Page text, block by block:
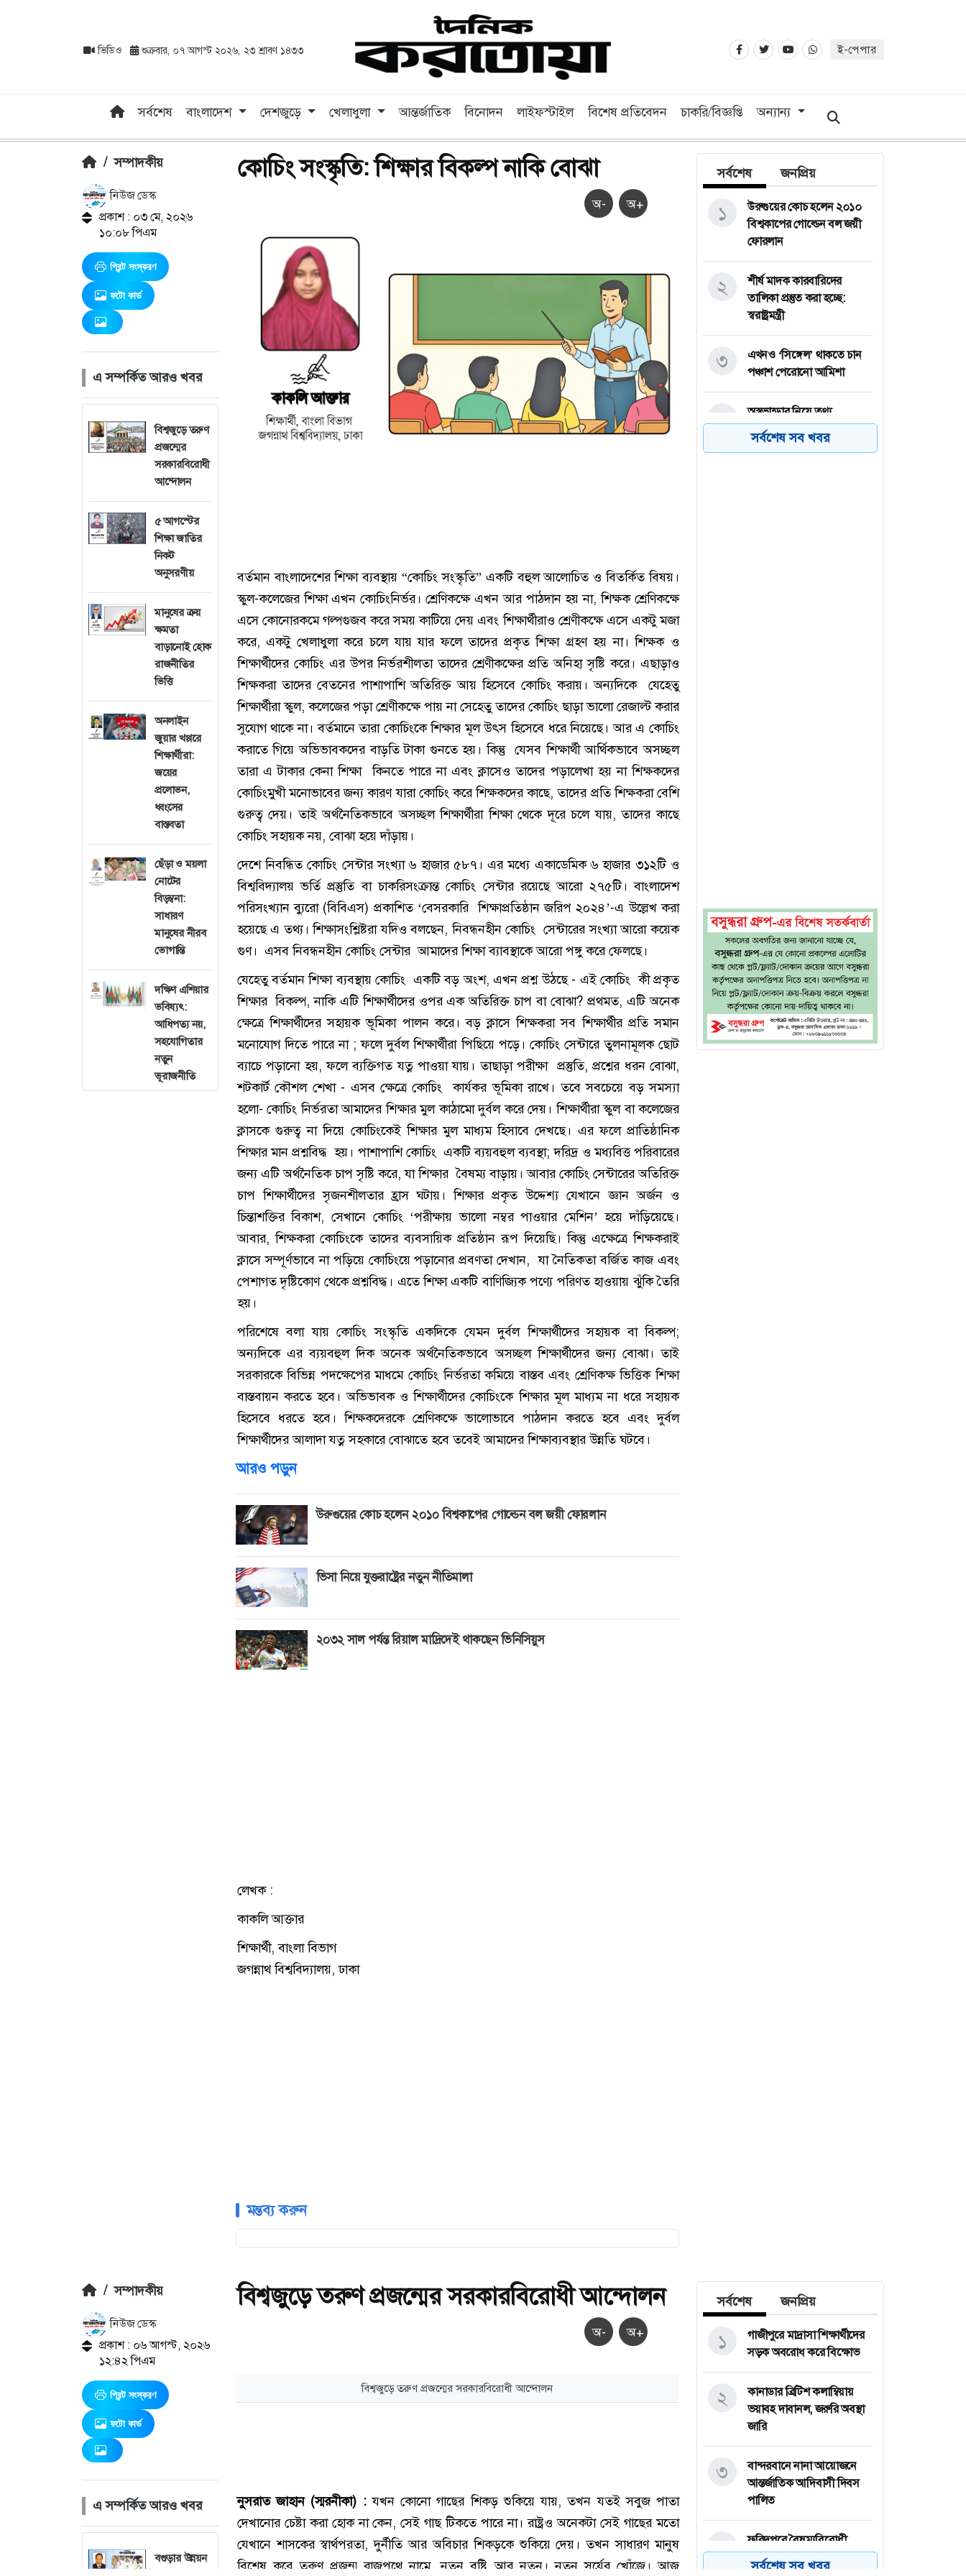
ভিডিও শুক্রবার, ০৭ আগস্ট ২০২৬, ২৩ শ্রাবণ ১৪৩৩ ই-পেপার
সর্বশেষ বাংলাদেশ দেশজুড়ে খেলাধুলা আন্তর্জাতিক বিনোদন লাইফস্টাইল বিশেষ প্রতিবেদন চাকরি/বিজ্ঞপ্তি অন্যান্য
/ সম্পাদকীয়
নিউজ ডেস্ক
প্রকাশ : ০৩ মে, ২০২৬
১০:০৮ পিএম
প্রিন্ট সংস্করণ
ফটো কার্ড
এ সম্পর্কিত আরও খবর
বিশ্বজুড়ে তরুণ
প্রজন্মের
সরকারবিরোধী
আন্দোলন
৫ আগস্টের
শিক্ষা জাতির
নিকট
অনুসরণীয়
মানুষের ক্রয়
ক্ষমতা
বাড়ানোই হোক
রাজনীতির
ভিত্তি
অনলাইন
জুয়ার খপ্পরে
শিক্ষার্থীরা:
জয়ের
প্রলোভন,
ধ্বংসের
বাস্তবতা
ছেঁড়া ও ময়লা
নোটের
বিড়ম্বনা:
সাধারণ
মানুষের নীরব
ভোগান্তি
দক্ষিণ এশিয়ার
ভবিষ্যৎ:
আধিপত্য নয়,
সহযোগিতার
নতুন
ভূরাজনীতি
কোচিং সংস্কৃতি: শিক্ষার বিকল্প নাকি বোঝা
অ- অ+
বর্তমান বাংলাদেশের শিক্ষা ব্যবস্থায় “কোচিং সংস্কৃতি” একটি বহুল আলোচিত ও বিতর্কিত বিষয়।
স্কুল-কলেজের শিক্ষা এখন কোচিংনির্ভর। শ্রেণিকক্ষে এখন আর পাঠদান হয় না, শিক্ষক শ্রেণিকক্ষে
এসে কোনোরকমে গল্পগুজব করে সময় কাটিয়ে দেয় এবং শিক্ষার্থীরাও শ্রেণীকক্ষে এসে একটু মজা
করে, একটু খেলাধুলা করে চলে যায় যার ফলে তাদের প্রকৃত শিক্ষা গ্রহণ হয় না। শিক্ষক ও
শিক্ষার্থীদের কোচিং এর উপর নির্ভরশীলতা তাদের শ্রেণীকক্ষের প্রতি অনিহা সৃষ্টি করে। এছাড়াও
শিক্ষকরা তাদের বেতনের পাশাপাশি অতিরিক্ত আয় হিসেবে কোচিং করায়। অন্যদিকে যেহেতু
শিক্ষার্থীরা স্কুল, কলেজের পড়া শ্রেণীকক্ষে পায় না সেহেতু তাদের কোচিং ছাড়া ভালো রেজাল্ট করার
সুযোগ থাকে না। বর্তমানে তারা কোচিংকে শিক্ষার মূল উৎস হিসেবে ধরে নিয়েছে। আর এ কোচিং
করাতে গিয়ে অভিভাবকদের বাড়তি টাকা গুনতে হয়। কিন্তু যেসব শিক্ষার্থী আর্থিকভাবে অসচ্ছল
তারা এ টাকার কেনা শিক্ষা কিনতে পারে না এবং ক্লাসেও তাদের পড়ালেখা হয় না শিক্ষকদের
কোচিংমুখী মনোভাবের জন্য কারণ যারা কোচিং করে শিক্ষকদের কাছে, তাদের প্রতি শিক্ষকরা বেশি
গুরুত্ব দেয়। তাই অর্থনৈতিকভাবে অসচ্ছল শিক্ষার্থীরা শিক্ষা থেকে দূরে চলে যায়, তাদের কাছে
কোচিং সহায়ক নয়, বোঝা হয়ে দাঁড়ায়।
দেশে নিবন্ধিত কোচিং সেন্টার সংখ্যা ৬ হাজার ৫৮৭। এর মধ্যে একাডেমিক ৬ হাজার ৩১২টি ও
বিশ্ববিদ্যালয় ভর্তি প্রস্তুতি বা চাকরিসংক্রান্ত কোচিং সেন্টার রয়েছে আরো ২৭৫টি। বাংলাদেশ
পরিসংখ্যান ব্যুরো (বিবিএস) প্রকাশিত ‘বেসরকারি শিক্ষাপ্রতিষ্ঠান জরিপ ২০২৪’-এ উল্লেখ করা
হয়েছে এ তথ্য। শিক্ষাসংশ্লিষ্টরা যদিও বলছেন, নিবন্ধনহীন কোচিং সেন্টারের সংখ্যা আরো কয়েক
গুণ। এসব নিবন্ধনহীন কোচিং সেন্টার আমাদের শিক্ষা ব্যাবস্থাকে আরো পঙ্গু করে ফেলছে।
যেহেতু বর্তমান শিক্ষা ব্যবস্থায় কোচিং একটি বড় অংশ, এখন প্রশ্ন উঠছে - এই কোচিং কী প্রকৃত
শিক্ষার বিকল্প, নাকি এটি শিক্ষার্থীদের ওপর এক অতিরিক্ত চাপ বা বোঝা? প্রথমত, এটি অনেক
ক্ষেত্রে শিক্ষার্থীদের সহায়ক ভূমিকা পালন করে। বড় ক্লাসে শিক্ষকরা সব শিক্ষার্থীর প্রতি সমান
মনোযোগ দিতে পারে না ; ফলে দুর্বল শিক্ষার্থীরা পিছিয়ে পড়ে। কোচিং সেন্টারে তুলনামূলক ছোট
ব্যাচে পড়ানো হয়, ফলে ব্যক্তিগত যত্ন পাওয়া যায়। তাছাড়া পরীক্ষা প্রস্তুতি, প্রশ্নের ধরন বোঝা,
শটকার্ট কৌশল শেখা - এসব ক্ষেত্রে কোচিং কার্যকর ভূমিকা রাখে। তবে সবচেয়ে বড় সমস্যা
হলো- কোচিং নির্ভরতা আমাদের শিক্ষার মুল কাঠামো দুর্বল করে দেয়। শিক্ষার্থীরা স্কুল বা কলেজের
ক্লাসকে গুরুত্ব না দিয়ে কোচিংকেই শিক্ষার মুল মাধ্যম হিসাবে দেখছে। এর ফলে প্রাতিষ্ঠানিক
শিক্ষার মান প্রশ্নবিদ্ধ হয়। পাশাপাশি কোচিং একটি ব্যয়বহুল ব্যবস্থা; দরিদ্র ও মধ্যবিত্ত পরিবারের
জন্য এটি অর্থনৈতিক চাপ সৃষ্টি করে, যা শিক্ষার বৈষম্য বাড়ায়। আবার কোচিং সেন্টারের অতিরিক্ত
চাপ শিক্ষার্থীদের সৃজনশীলতার হ্রাস ঘটায়। শিক্ষার প্রকৃত উদ্দেশ্য যেখানে জ্ঞান অর্জন ও
চিন্তাশক্তির বিকাশ, সেখানে কোচিং ‘পরীক্ষায় ভালো নম্বর পাওয়ার মেশিন’ হয়ে দাঁড়িয়েছে।
আবার, শিক্ষকরা কোচিংকে তাদের ব্যবসায়িক প্রতিষ্ঠান রূপ দিয়েছি। কিন্তু এক্ষেত্রে শিক্ষকরাই
ক্লাসে সম্পূর্ণভাবে না পড়িয়ে কোচিংয়ে পড়ানোর প্রবণতা দেখান, যা নৈতিকতা বর্জিত কাজ এবং
পেশাগত দৃষ্টিকোণ থেকে প্রশ্নবিদ্ধ। এতে শিক্ষা একটি বাণিজ্যিক পণ্যে পরিণত হাওয়ায় ঝুঁকি তৈরি
হয়।
পরিশেষে বলা যায় কোচিং সংস্কৃতি একদিকে যেমন দুর্বল শিক্ষার্থীদের সহায়ক বা বিকল্প;
অন্যদিকে এর ব্যয়বহুল দিক অনেক অর্থনৈতিকভাবে অসচ্ছল শিক্ষার্থীদের জন্য বোঝা। তাই
সরকারকে বিভিন্ন পদক্ষেপের মাধমে কোচিং নির্ভরতা কমিয়ে বাস্তব এবং শ্রেণিকক্ষ ভিত্তিক শিক্ষা
বাস্তবায়ন করতে হবে। অভিভাবক ও শিক্ষার্থীদের কোচিংকে শিক্ষার মূল মাধ্যম না ধরে সহায়ক
হিসেবে ধরতে হবে। শিক্ষকদেরকে শ্রেণিকক্ষে ভালোভাবে পাঠদান করতে হবে এবং দুর্বল
শিক্ষার্থীদের আলাদা যত্ন সহকারে বোঝাতে হবে তবেই আমাদের শিক্ষাব্যবস্থার উন্নতি ঘটবে।
আরও পড়ুন
উরুগুয়ের কোচ হলেন ২০১০ বিশ্বকাপের গোল্ডেন বল জয়ী ফোরলান
ভিসা নিয়ে যুক্তরাষ্ট্রের নতুন নীতিমালা
২০৩২ সাল পর্যন্ত রিয়াল মাদ্রিদেই থাকছেন ভিনিসিয়ুস
লেখক :
কাকলি আক্তার
শিক্ষার্থী, বাংলা বিভাগ
জগন্নাথ বিশ্ববিদ্যালয়, ঢাকা
মন্তব্য করুন
সর্বশেষ জনপ্রিয়
উরুগুয়ের কোচ হলেন ২০১০
বিশ্বকাপের গোল্ডেন বল জয়ী
ফোরলান
১
শীর্ষ মাদক কারবারিদের
তালিকা প্রস্তুত করা হচ্ছে:
স্বরাষ্ট্রমন্ত্রী
২
এখনও ‘সিঙ্গেল’ থাকতে চান
পঞ্চাশ পেরোনো আমিশা
৩
অস্ত্রভান্ডার নিয়ে তথ্য
ফাঁসকারীদের কারাদণ্ডের
হুঁশিয়ারি ট্রাম্পের
৪
সর্বশেষ সব খবর
/ সম্পাদকীয়
নিউজ ডেস্ক
প্রকাশ : ০৬ আগস্ট, ২০২৬
১২:৪২ পিএম
প্রিন্ট সংস্করণ
ফটো কার্ড
এ সম্পর্কিত আরও খবর
বগুড়ার উন্নয়ন
বিশ্বজুড়ে তরুণ প্রজন্মের সরকারবিরোধী আন্দোলন
অ- অ+
সর্বশেষ জনপ্রিয়
গাজীপুরে মাদ্রাসা শিক্ষার্থীদের
সড়ক অবরোধ করে বিক্ষোভ
১
কানাডার ব্রিটিশ কলাম্বিয়ায়
ভয়াবহ দাবানল, জরুরি অবস্থা
জারি
২
বান্দরবানে নানা আয়োজনে
আন্তর্জাতিক আদিবাসী দিবস
পালিত
৩
ফরিদপুরে বৈষম্যবিরোধী
আন্দোলনের মামলায় আ.লীগ
৪
সর্বশেষ সব খবর